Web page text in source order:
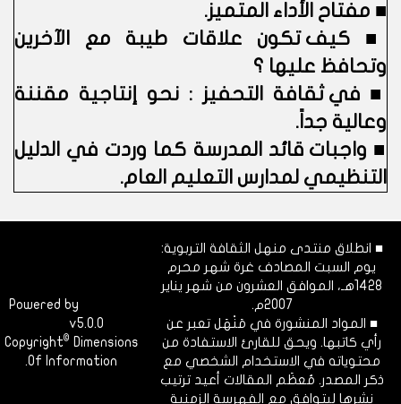
■ مفتاح الأداء المتميز.
■ كيف تكون علاقات طيبة مع الآخرين
وتحافظ عليها ؟
■ في ثقافة التحفيز : نحو إنتاجية مقننة
وعالية جداً.
■ واجبات قائد المدرسة كما وردت في الدليل
التنظيمي لمدارس التعليم العام.
■ انطلاق منتدى منهل الثقافة التربوية:
يوم السبت المصادف غرة شهر محرم
1428هـ، الموافق العشرون من شهر يناير
2007م.
■ المواد المنشورة في مَنْهَل تعبر عن
رأي كاتبها. ويحق للقارئ الاستفادة من
محتوياته في الاستخدام الشخصي مع
ذكر المصدر. مُعظَم المقالات أعيد ترتيب
نشرها ليتوافق مع الفهرسة الزمنية
Powered by
v5.0.0
Copyright©
Dimensions
Of Information.